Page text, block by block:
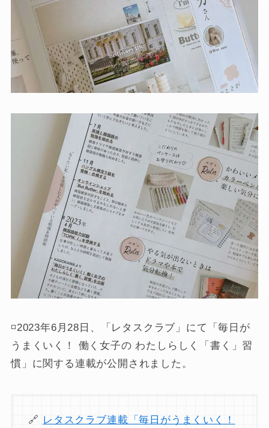
◽️2023年6月28日、「レタスクラブ」にて「毎日が
うまくいく！ 働く女子の わたしらしく「書く」習
慣」に関する連載が公開されました。
🔗 レタスクラブ連載「毎日がうまくいく！